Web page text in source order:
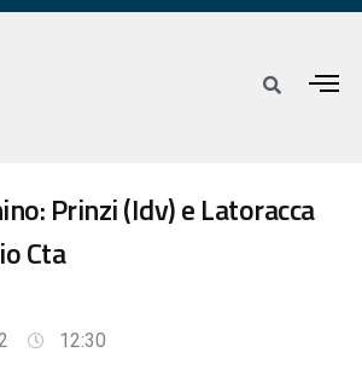
Prinzi (Idv) e Latoracca
Cta
12:30